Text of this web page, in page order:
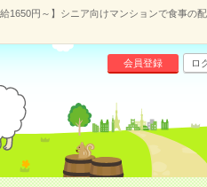
給1650円～】シニア向けマンションで食事の
会員登録 ロ